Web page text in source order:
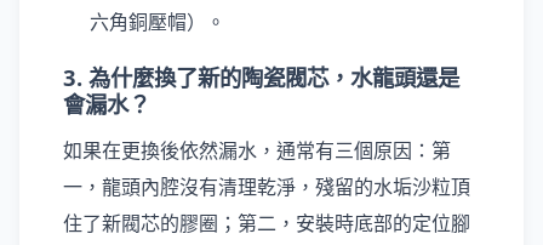
六角銅壓帽）。
3. 為什麼換了新的陶瓷閥芯，水龍頭還是
會漏水？
如果在更換後依然漏水，通常有三個原因：第
一，龍頭內腔沒有清理乾淨，殘留的水垢沙粒頂
住了新閥芯的膠圈；第二，安裝時底部的定位腳